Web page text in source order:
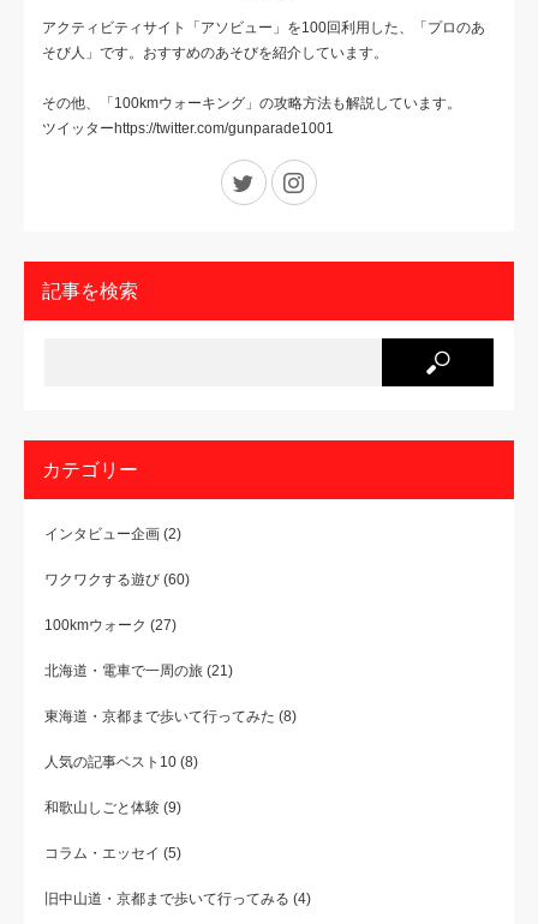
アクティビティサイト「アソビュー」を100回利用した、「プロのあ
そび人」です。おすすめのあそびを紹介しています。
その他、「100kmウォーキング」の攻略方法も解説しています。
ツイッターhttps://twitter.com/gunparade1001
Twitter
記事を検索
カテゴリー
インタビュー企画 (2)
ワクワクする遊び (60)
100kmウォーク (27)
北海道・電車で一周の旅 (21)
東海道・京都まで歩いて行ってみた (8)
人気の記事ベスト10 (8)
和歌山しごと体験 (9)
コラム・エッセイ (5)
旧中山道・京都まで歩いて行ってみる (4)